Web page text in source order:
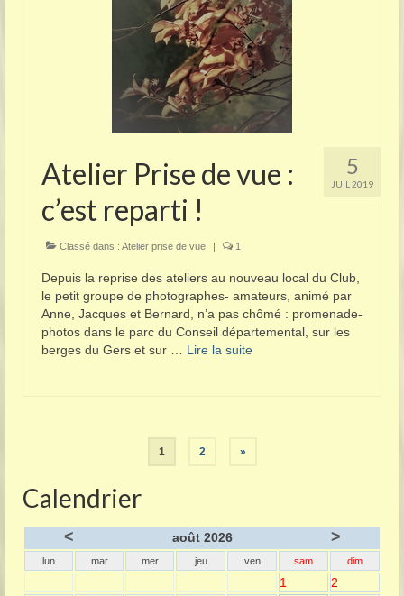
5
JUIL 2019
Atelier Prise de vue :
c’est reparti !
Classé dans : Atelier prise de vue | 1
Depuis la reprise des ateliers au nouveau local du Club,
le petit groupe de photographes- amateurs, animé par
Anne, Jacques et Bernard, n’a pas chômé : promenade-
photos dans le parc du Conseil départemental, sur les
berges du Gers et sur … Lire la suite­­
Pagination
des
publications
1 2 »
Calendrier
< août 2026 >
lun mar mer jeu ven sam dim
1
2